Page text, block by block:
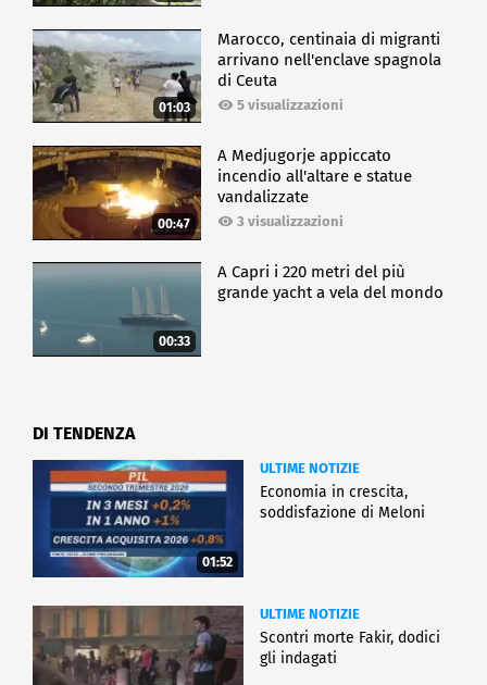
01:03
Marocco, centinaia di migranti
arrivano nell'enclave spagnola
di Ceuta
5 visualizzazioni
00:47
A Medjugorje appiccato
incendio all'altare e statue
vandalizzate
3 visualizzazioni
00:33
A Capri i 220 metri del più
grande yacht a vela del mondo
DI TENDENZA
01:52
ULTIME NOTIZIE
Economia in crescita,
soddisfazione di Meloni
ULTIME NOTIZIE
Scontri morte Fakir, dodici
gli indagati